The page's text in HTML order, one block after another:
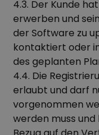
4.3. Der Kunde
erwerben und
der Software zu
kontaktiert oder
des geplanten
4.4. Die
erlaubt und darf
vorgenommen
werden muss